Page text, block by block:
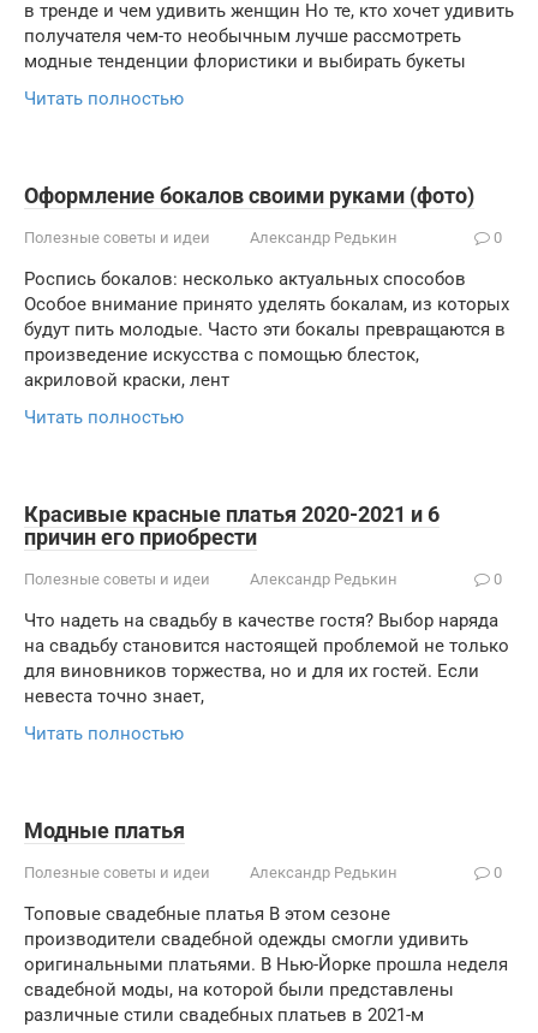
в тренде и чем удивить женщин Но те, кто хочет удивить
получателя чем-то необычным лучше рассмотреть
модные тенденции флористики и выбирать букеты
Читать полностью
Оформление бокалов своими руками (фото)
Полезные советы и идеи Александр Редькин 0
Роспись бокалов: несколько актуальных способов
Особое внимание принято уделять бокалам, из которых
будут пить молодые. Часто эти бокалы превращаются в
произведение искусства с помощью блесток,
акриловой краски, лент
Читать полностью
Красивые красные платья 2020-2021 и 6
причин его приобрести
Полезные советы и идеи Александр Редькин 0
Что надеть на свадьбу в качестве гостя? Выбор наряда
на свадьбу становится настоящей проблемой не только
для виновников торжества, но и для их гостей. Если
невеста точно знает,
Читать полностью
Модные платья
Полезные советы и идеи Александр Редькин 0
Топовые свадебные платья В этом сезоне
производители свадебной одежды смогли удивить
оригинальными платьями. В Нью-Йорке прошла неделя
свадебной моды, на которой были представлены
различные стили свадебных платьев в 2021-м